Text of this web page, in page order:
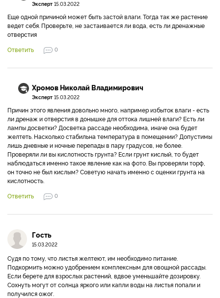
Эксперт 15.03.2022
Еще одной причиной может быть застой влаги. Тогда так же растение
ведет себя. Проверьте, не застаивается ли вода, есть ли дренажные
отверстия
Ответить
0
Хромов Николай Владимирович
Эксперт 15.03.2022
Причин этого явления довольно много, например избыток влаги - есть
ли дренаж и отверстия в донышке для оттока лишней влаги? Есть ли
лампы досветки? Досветка рассаде необходима, иначе она будет
желтеть. Насколько стабильна температура в помещении? Допустимы
лишь дневные и ночные перепады в пару градусов, не более.
Проверяли ли вы кислотность грунта? Если грунт кислый, то будет
наблюдаться именно такое явление как на фото. Вы проверяли торф,
он точно не был кислым? Советую начать именно с оценки грунта на
кислотность.
Ответить
0
Гость
15.03.2022
Судя по тому, что листья желтеют, им необходимо питание.
Подкормить можно удобрением комплексным для овощной рассады.
Если берете для взрослых растений, вдвое уменьшайте дозировку.
Сохнуть могут от солнца яркого или капли воды на листья попали и
получился ожог.